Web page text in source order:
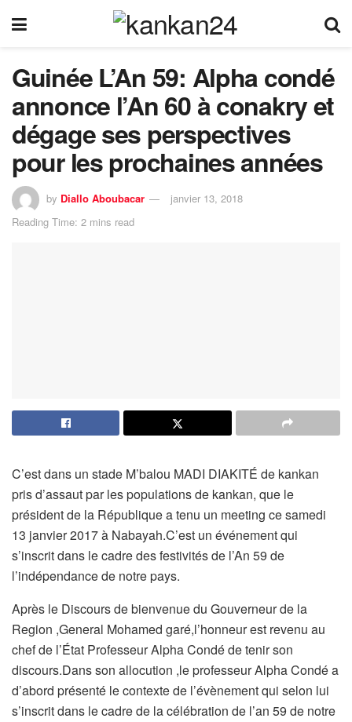
Guinée L’An 59: Alpha condé
annonce l’An 60 à conakry et
dégage ses perspectives
pour les prochaines années
by Diallo Aboubacar
janvier 13, 2018
Reading Time: 2 mins read
C’est dans un stade M’balou MADI DIAKITÉ de kankan
pris d’assaut par les populations de kankan, que le
président de la République a tenu un meeting ce samedi
13 janvier 2017 à Nabayah.C’est un événement qui
s’inscrit dans le cadre des festivités de l’An 59 de
l’indépendance de notre pays.
Après le Discours de bienvenue du Gouverneur de la
Region ,General Mohamed garé,l’honneur est revenu au
chef de l’État Professeur Alpha Condé de tenir son
discours.Dans son allocution ,le professeur Alpha Condé a
d’abord présenté le contexte de l’évènement qui selon lui
s’inscrit dans le cadre de la célébration de l’an 59 de notre